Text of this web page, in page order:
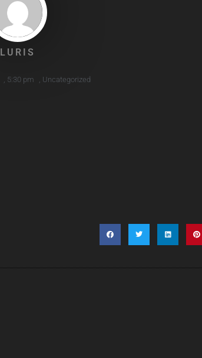
LURIS
, 5:30 pm , Uncategorized